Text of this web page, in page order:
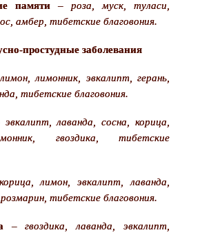
памяти – роза, муск, туласи,
амбер, тибетские благовония.
простудные заболевания
лимон, лимонник, эвкалипт, герань,
тибетские благовония.
эвкалипт, лаванда, сосна, корица,
гвоздика, тибетские
корица, лимон, эвкалипт, лаванда,
тибетские благовония.
–гвоздика, лаванда, эвкалипт,